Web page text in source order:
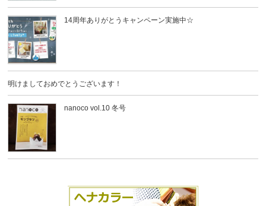
14周年ありがとうキャンペーン実施中☆
明けましておめでとうございます！
nanoco vol.10 冬号